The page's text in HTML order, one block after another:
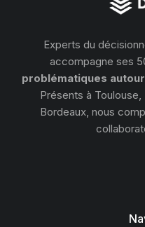
Experts du
accompagne ses
problématiques
Présents à
Bordeaux, nous